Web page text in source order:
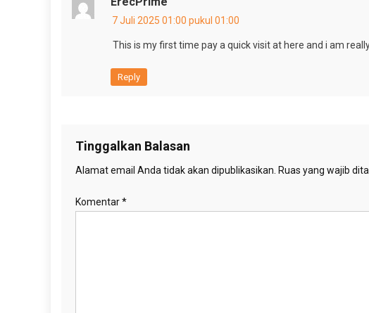
7 Juli 2025 01:00 pukul 01:00
This is my first time pay a quick visit at here and i am
Reply
Tinggalkan Balasan
Alamat email Anda tidak akan dipublikasikan. Ruas yang wajib
Komentar*